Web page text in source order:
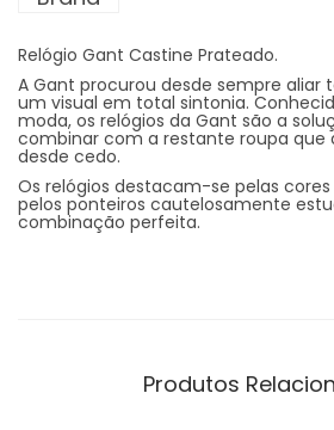
Relógio Gant Castine Prateado.
A Gant procurou desde sempre aliar
um visual em total sintonia.
moda, os relógios da Gant são a
combinar com a restante roupa que
desde cedo.
Os relógios destacam-se pelas cores
pelos ponteiros cautelosamente
combinação perfeita.
Produtos